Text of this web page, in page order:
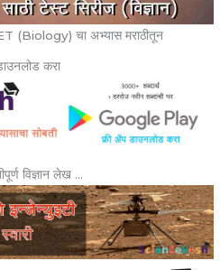
(Biology) चा अभ्यास मराठीतून
करा
विज्ञान लेख …